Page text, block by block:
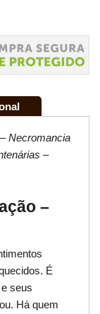
Necromancia
–
–
É
seus
Há quem